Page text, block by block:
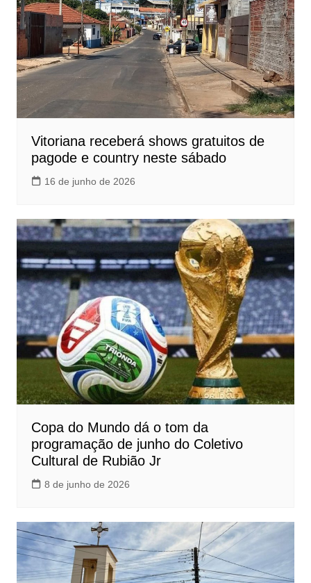
Vitoriana receberá shows gratuitos de
pagode e country neste sábado
16 de junho de 2026
Copa do Mundo dá o tom da
programação de junho do Coletivo
Cultural de Rubião Jr
8 de junho de 2026